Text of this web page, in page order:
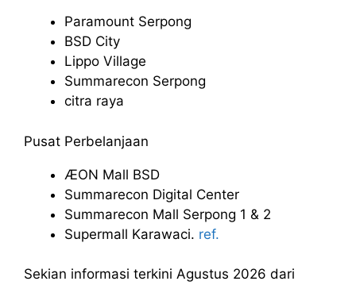
Paramount Serpong
BSD City
Lippo Village
Summarecon Serpong
citra raya
Pusat Perbelanjaan
ÆON Mall BSD
Summarecon Digital Center
Summarecon Mall Serpong 1 & 2
Supermall Karawaci. ref.
Sekian informasi terkini Agustus 2026 dari